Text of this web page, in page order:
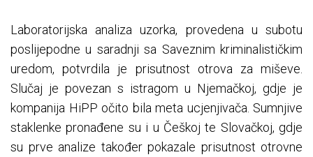
Laboratorijska analiza uzorka, provedena u subotu
poslijepodne u saradnji sa Saveznim kriminalističkim
uredom, potvrdila je prisutnost otrova za miševe.
Slučaj je povezan s istragom u Njemačkoj, gdje je
kompanija HiPP očito bila meta ucjenjivača. Sumnjive
staklenke pronađene su i u Češkoj te Slovačkoj, gdje
su prve analize također pokazale prisutnost otrovne